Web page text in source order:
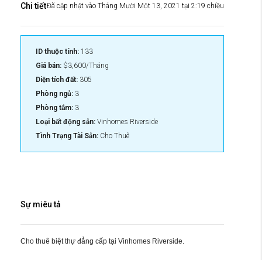
Chi tiếtĐã cập nhật vào Tháng Mười Một 13, 2021 tại 2:19 chiều
ID thuộc tính: 133
Giá bán: $3,600/Tháng
Diện tích đất: 305
Phòng ngủ: 3
Phòng tắm: 3
Loại bất động sản: Vinhomes Riverside
Tình Trạng Tài Sản: Cho Thuê
Sự miêu tả
Cho thuê biệt thự đẳng cấp tại Vinhomes Riverside.